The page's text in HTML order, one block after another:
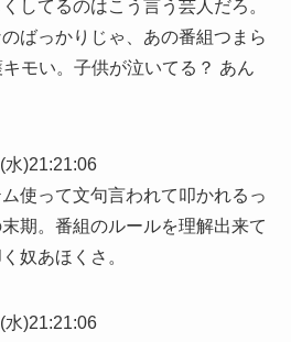
してるのはこう言う芸人だろ。
ばっかりじゃ、あの番組つまら
モい。子供が泣いてる？ あん
水)21:21:06
使って文句言われて叩かれるっ
期。番組のルールを理解出来て
奴あほくさ。
水)21:21:06